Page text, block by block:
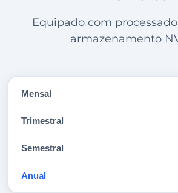
Equipado com
armazenamento
Mensal
Trimestral
Semestral
Anual